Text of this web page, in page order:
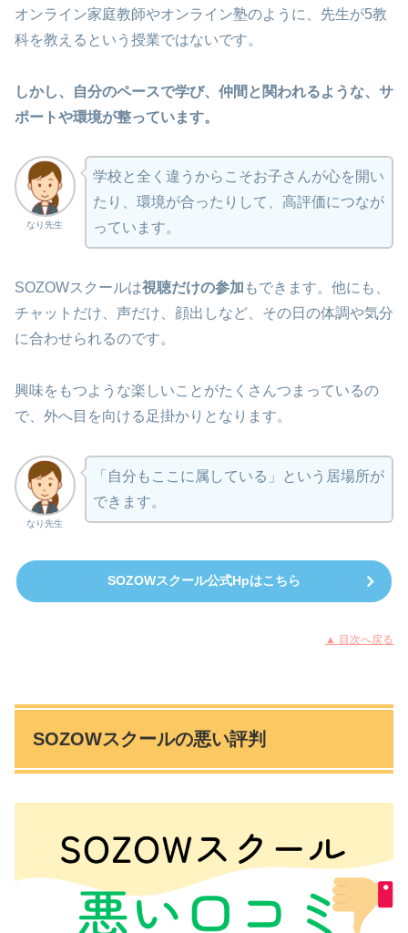
オンライン家庭教師やオンライン塾のように、先生が5教
科を教えるという授業ではないです。
しかし、自分のペースで学び、仲間と関われるような、サ
ポートや環境が整っています。
なり先生
学校と全く違うからこそお子さんが心を開い
たり、環境が合ったりして、高評価につなが
っています。
SOZOWスクールは視聴だけの参加 もできます。他にも、
チャットだけ、声だけ、顔出しなど、その日の体調や気分
に合わせられるのです。
興味をもつような楽しいことがたくさんつまっているの
で、外へ目を向ける足掛かりとなります。
なり先生
「自分もここに属している」という居場所が
できます。
SOZOWスクール公式Hpはこちら
▲ 目次へ戻る
SOZOWスクールの悪い評判